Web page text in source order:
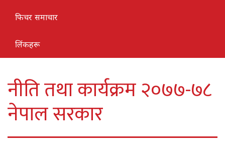
फिचर समाचार
लिंकहरू
नीति तथा कार्यक्रम २०७७-७८
नेपाल सरकार